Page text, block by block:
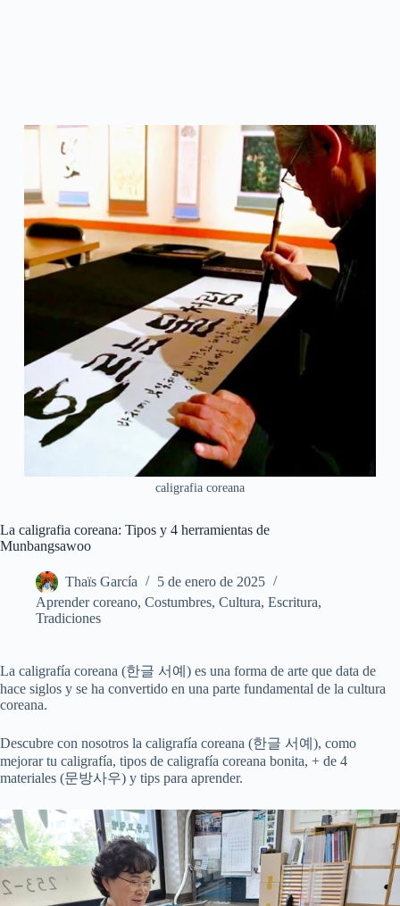
caligrafia coreana
La caligrafia coreana: Tipos y 4 herramientas de
Munbangsawoo
Thaïs García
5 de enero de 2025
Aprender coreano, Costumbres, Cultura, Escritura,
Tradiciones
La caligrafía coreana (한글 서예) es una forma de arte que data de
hace siglos y se ha convertido en una parte fundamental de la cultura
coreana.
Descubre con nosotros la caligrafía coreana (한글 서예), como
mejorar tu caligrafía, tipos de caligrafía coreana bonita, + de 4
materiales (문방사우) y tips para aprender.